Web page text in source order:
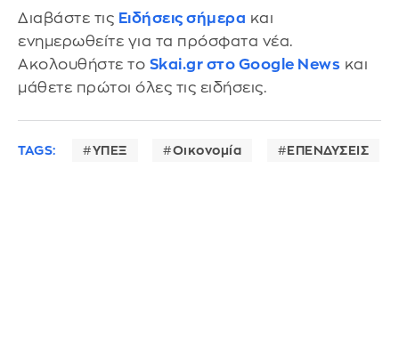
Διαβάστε τις Ειδήσεις σήμερα και
ενημερωθείτε για τα πρόσφατα νέα.
Ακολουθήστε το Skai.gr στο Google News και
μάθετε πρώτοι όλες τις ειδήσεις.
TAGS: ΥΠΕΞ Οικονομία ΕΠΕΝΔΥΣΕΙΣ